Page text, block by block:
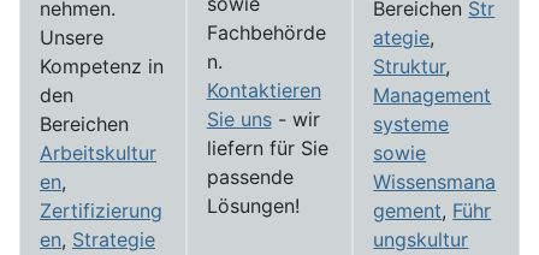
nehmen.
Unsere
Kompetenz in
den
Bereichen
Arbeitskultur
en,
Zertifizierung
en, Strategie
Fachbehörde
n.
Kontaktieren
Sie uns- wir
liefern für Sie
passende
Lösungen!
Bereichen Str
ategie,
Struktur,
Management
systeme
sowie
Wissensmana
gement, Führ
ungskultur